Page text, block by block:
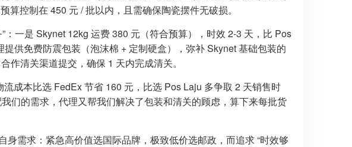
控制在 450 元 / 批以内，且需确保陶瓷摆件无破损。
：一是 Skynet 12kg 运费 380 元（符合预算），时效 2-3 天，比 Pos
供免费防震包装（泡沫棉 + 定制硬盒），弥补 Skynet 基础包装的
作清关渠道提交，确保 1 天内完成清关。
成本比选 FedEx 节省 160 元，比选 Pos Laju 多争取 2 天销售时
们的需求，代理又帮我们解决了包装和清关的顾虑，算下来每批货
身需求：紧急高价值选国际品牌，极致低价选邮政，而追求 “时效够